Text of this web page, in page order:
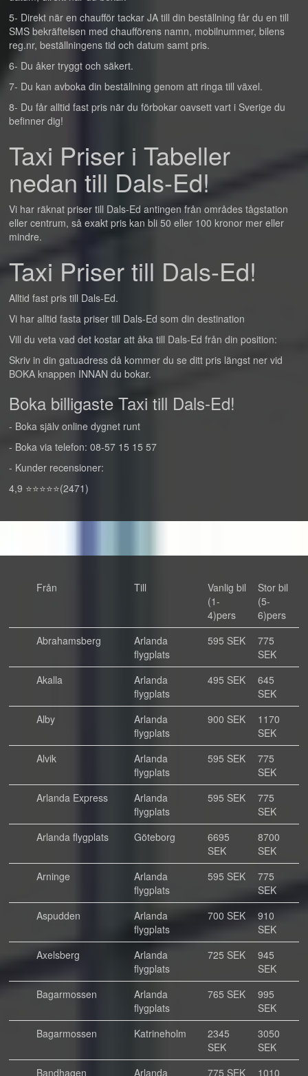
5- Direkt när en chaufför tackar JA till din beställning får du en till
SMS bekräftelsen med chaufförens namn, mobilnummer, bilens
reg.nr, beställningens tid och datum samt pris.
6- Du åker tryggt och säkert.
7- Du kan avboka din beställning genom att ringa till växel.
8- Du får alltid fast pris när du förbokar oavsett vart i Sverige du
befinner dig!
Taxi Priser i Tabeller
nedan till Dals-Ed!
Vi har räknat priser till Dals-Ed antingen från områdes tågstation
eller centrum, så exakt pris kan bli 50 eller 100 kronor mer eller
mindre.
Taxi Priser till Dals-Ed!
Alltid fast pris till Dals-Ed.
Vi har alltid fasta priser till Dals-Ed som din destination
Vill du veta vad det kostar att åka till Dals-Ed från din position:
Skriv in din gatuadress då kommer du se ditt pris längst ner vid
BOKA knappen INNAN du bokar.
Boka billigaste Taxi till Dals-Ed!
- Boka själv online dygnet runt
- Boka via telefon: 08-57 15 15 57
- Kunder recensioner:
4,9 ⭐⭐⭐⭐⭐(2471)
Från Till
Vanlig bil
(1-
4)pers
Stor bil
(5-
6)pers
Abrahamsberg
Arlanda
flygplats
595 SEK
775
SEK
Akalla
Arlanda
flygplats
495 SEK
645
SEK
Alby
Arlanda
flygplats
900 SEK
1170
SEK
Alvik
Arlanda
flygplats
595 SEK
775
SEK
Arlanda Express
Arlanda
flygplats
595 SEK
775
SEK
Arlanda flygplats
Göteborg
6695
SEK
8700
SEK
Arninge
Arlanda
flygplats
595 SEK
775
SEK
Aspudden
Arlanda
flygplats
700 SEK
910
SEK
Axelsberg
Arlanda
flygplats
725 SEK
945
SEK
Bagarmossen
Arlanda
flygplats
765 SEK
995
SEK
Bagarmossen
Katrineholm
2345
SEK
3050
SEK
Bandhagen
Arlanda 775 SEK 1010